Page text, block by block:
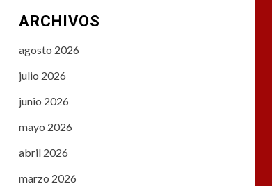
ARCHIVOS
agosto 2026
julio 2026
junio 2026
mayo 2026
abril 2026
marzo 2026